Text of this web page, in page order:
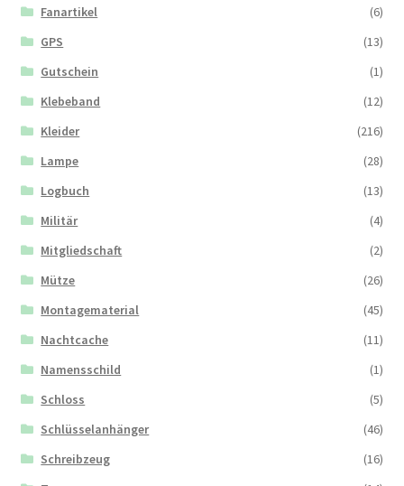
Fanartikel
(6)
GPS
(13)
Gutschein
(1)
Klebeband
(12)
Kleider
(216)
Lampe
(28)
Logbuch
(13)
Militär
(4)
Mitgliedschaft
(2)
Mütze
(26)
Montagematerial
(45)
Nachtcache
(11)
Namensschild
(1)
Schloss
(5)
Schlüsselanhänger
(46)
Schreibzeug
(16)